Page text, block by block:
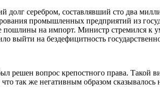
серебром, составлявший сто два
промышленных предприятий из
на импорт. Министр стремился к
выйти на бездефицитность
вопрос крепостного права. Такой
так же негативным образом сказывалось